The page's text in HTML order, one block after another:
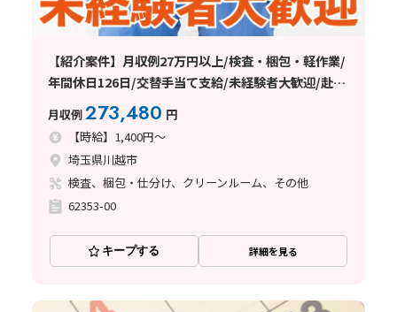
【紹介案件】月収例27万円以上/検査・梱包・軽作業/
年間休日126日/交替手当て支給/未経験者大歓迎/赴任
費支給/20～40代の男女性活躍中/日払い・週払い制度
あり
月収例273,480 円
【時給】1,400円～
埼玉県川越市
検査、梱包・仕分け、クリーンルーム、その他
62353-00
キープする 詳細を見る